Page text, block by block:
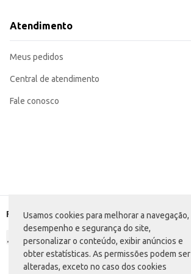
Usamos cookies para melhorar a navegação,
desempenho e segurança do site,
personalizar o conteúdo, exibir anúncios e
obter estatísticas. As permissões podem ser
alteradas, exceto no caso dos cookies
Atendimento
Meus pedidos
Central de atendimento
Fale conosco
Formas de pagamento